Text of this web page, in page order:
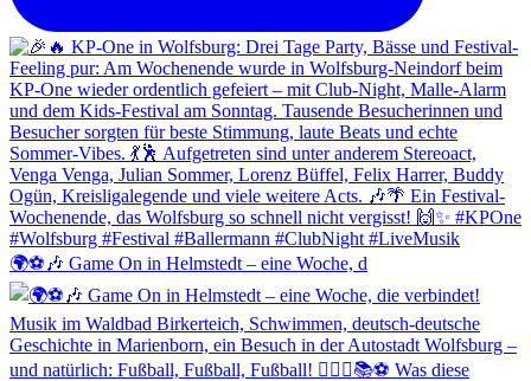
🌍⚽🎶 Game On in Helmstedt – eine Woche, d